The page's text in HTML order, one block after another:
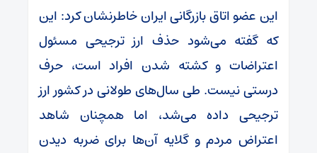
این عضو اتاق بازرگانی ایران خاطرنشان کرد: این
که گفته می‌شود حذف ارز ترجیحی مسئول
اعتراضات و کشته شدن افراد است، حرف
درستی نیست. طی سال‌های طولانی در کشور ارز
ترجیحی داده می‌شد، اما همچنان شاهد
اعتراض مردم و گلایه آن‌ها برای ضربه دیدن